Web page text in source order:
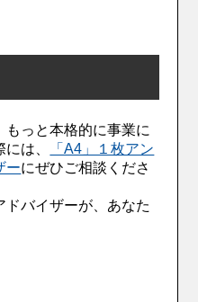
っと本格的に事業に
は、
「A4」１枚アン
ーにぜひご相談くださ
バイザーが、あなた